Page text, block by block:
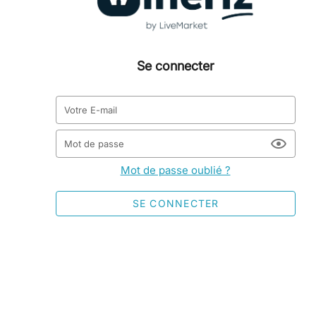
Se connecter
Votre E-mail
Mot de passe
Mot de passe oublié ?
SE CONNECTER